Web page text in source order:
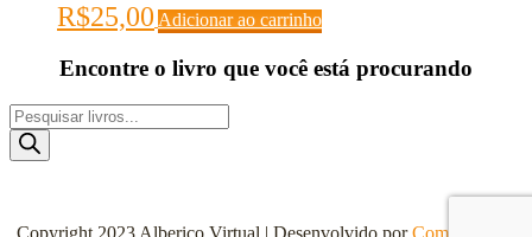
R$25,00 Adicionar ao carrinho
Encontre o livro que você está procurando
Pesquisar
produtos
Copyright 2023 Alberico Virtual | Desenvolvido porComunicação